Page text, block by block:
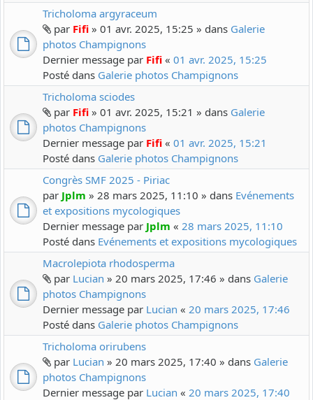
Tricholoma argyraceum
par Fifi » 01 avr. 2025, 15:25 » dans Galerie
photos Champignons
Dernier message par Fifi « 01 avr. 2025, 15:25
Posté dans Galerie photos Champignons
Tricholoma sciodes
par Fifi » 01 avr. 2025, 15:21 » dans Galerie
photos Champignons
Dernier message par Fifi « 01 avr. 2025, 15:21
Posté dans Galerie photos Champignons
Congrès SMF 2025 - Piriac
par Jplm » 28 mars 2025, 11:10 » dans Evénements
et expositions mycologiques
Dernier message par Jplm « 28 mars 2025, 11:10
Posté dans Evénements et expositions mycologiques
Macrolepiota rhodosperma
par Lucian » 20 mars 2025, 17:46 » dans Galerie
photos Champignons
Dernier message par Lucian « 20 mars 2025, 17:46
Posté dans Galerie photos Champignons
Tricholoma orirubens
par Lucian » 20 mars 2025, 17:40 » dans Galerie
photos Champignons
Dernier message par Lucian « 20 mars 2025, 17:40